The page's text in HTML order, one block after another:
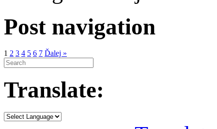
Post navigation
1 2 3 4 5 6 7 Ďalej »
Translate: